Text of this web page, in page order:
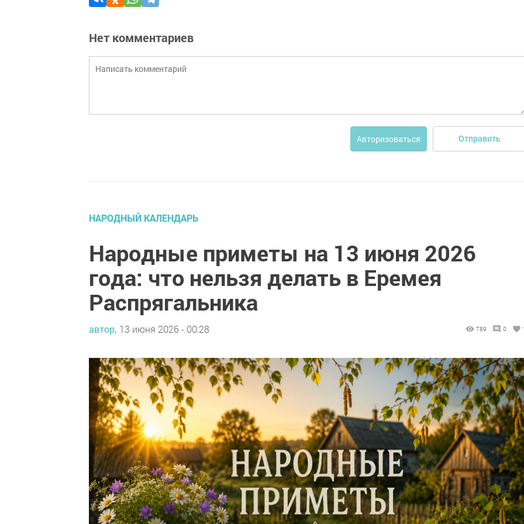
Нет комментариев
Авторизоваться Отправить
НАРОДНЫЙ КАЛЕНДАРЬ
Народные приметы на 13 июня 2026
года: что нельзя делать в Еремея
Распрягальника
автор, 13 июня 2026 - 00:28 789 0